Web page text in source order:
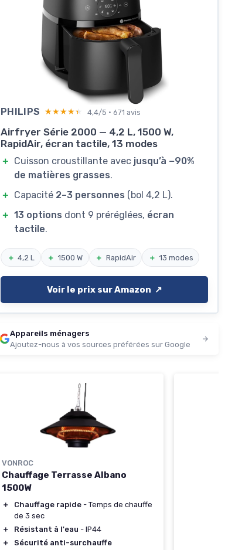
PHILIPS ★★★★★
★★★★★ 4,4/5 · 671 avis
Airfryer Série 2000 — 4,2 L, 1500 W,
RapidAir, écran tactile, 13 modes
＋ Cuisson croustillante avec jusqu’à −90%
de matières grasses.
＋ Capacité 2–3 personnes (bol 4,2 L).
＋ 13 options dont 9 préréglées, écran
tactile.
＋ 4,2 L ＋ 1500 W ＋ RapidAir ＋ 13 modes
Voir le prix sur Amazon ↗️
Appareils ménagers
Ajoutez-nous à vos sources préférées sur Google
VONROC
Chauffage Terrasse Albano
1500W
＋ Chauffage rapide - Temps de chauffe
de 3 sec
＋
Résistant à l'eau - IP44
＋
Sécurité anti-surchauffe